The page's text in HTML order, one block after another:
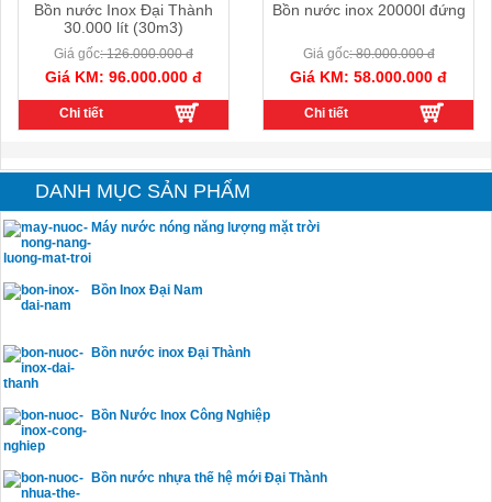
Bồn nước Inox Đại Thành
30.000 lít (30m3)
Giá gốc: 126.000.000 đ
Giá KM: 96.000.000 đ
Chi tiết
Bồn nước inox 20000l đứng
Giá gốc: 80.000.000 đ
Giá KM: 58.000.000 đ
Chi tiết
DANH MỤC SẢN PHẨM
Máy nước nóng năng lượng mặt trời
Bồn Inox Đại Nam
Bồn nước inox Đại Thành
Bồn Nước Inox Công Nghiệp
Bồn nước nhựa thế hệ mới Đại Thành